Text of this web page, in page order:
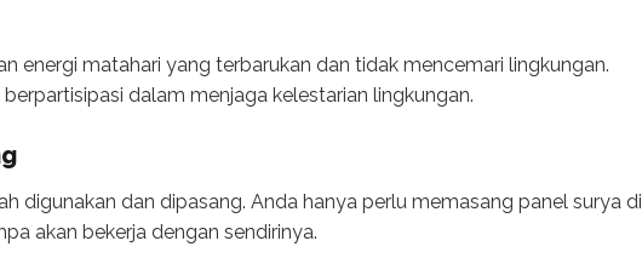
energi matahari yang terbarukan dan tidak mencemari lingkungan.
dalam menjaga kelestarian lingkungan.
digunakan dan dipasang. Anda hanya perlu memasang panel surya di
akan bekerja dengan sendirinya.